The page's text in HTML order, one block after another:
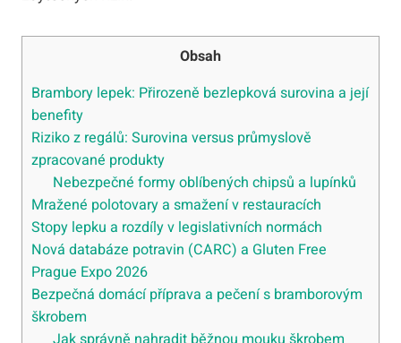
Obsah
Brambory lepek: Přirozeně bezlepková surovina a její
benefity
Riziko z regálů: Surovina versus průmyslově
zpracované produkty
Nebezpečné formy oblíbených chipsů a lupínků
Mražené polotovary a smažení v restauracích
Stopy lepku a rozdíly v legislativních normách
Nová databáze potravin (CARC) a Gluten Free
Prague Expo 2026
Bezpečná domácí příprava a pečení s bramborovým
škrobem